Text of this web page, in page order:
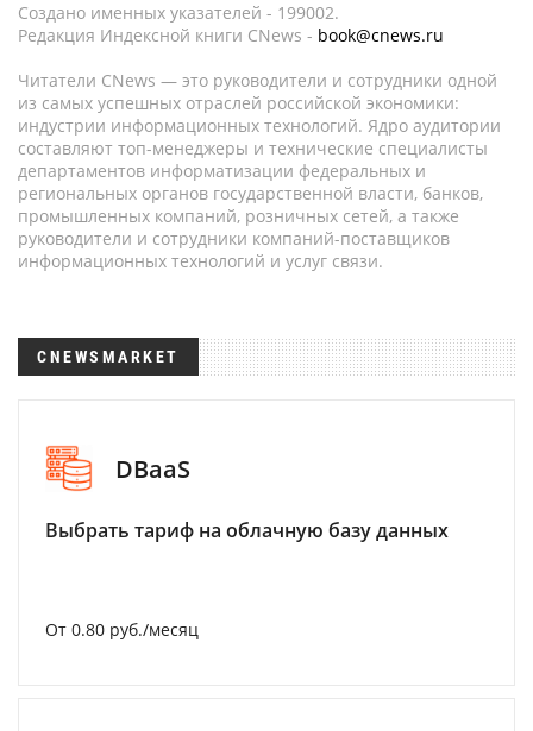
Создано именных указателей - 199002.
Редакция Индексной книги CNews - book@cnews.ru
Читатели CNews — это руководители и сотрудники одной
из самых успешных отраслей российской экономики:
индустрии информационных технологий. Ядро аудитории
составляют топ-менеджеры и технические специалисты
департаментов информатизации федеральных и
региональных органов государственной власти, банков,
промышленных компаний, розничных сетей, а также
руководители и сотрудники компаний-поставщиков
информационных технологий и услуг связи.
CNEWSMARKET
DBaaS
Выбрать тариф на облачную базу данных
От 0.80 руб./месяц